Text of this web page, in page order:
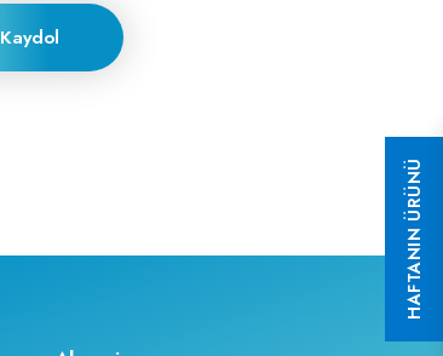
HAFTANIN ÜRÜNÜ
Kaydol